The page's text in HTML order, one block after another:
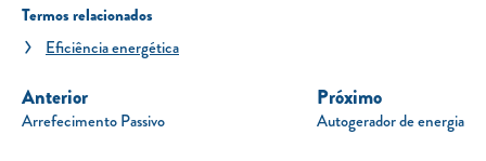
Termos relacionados
Eficiência energética
Anterior
Arrefecimento Passivo
Próximo
Autogerador de energia